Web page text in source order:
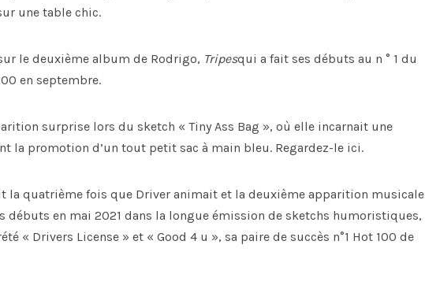
une table chic.
le deuxième album de Rodrigo, Tripesqui a fait ses débuts au n ° 1 du
en septembre.
surprise lors du sketch « Tiny Ass Bag », où elle incarnait une
la promotion d’un tout petit sac à main bleu. Regardez-le ici.
la quatrième fois que Driver animait et la deuxième apparition musicale
débuts en mai 2021 dans la longue émission de sketchs humoristiques,
« Drivers License » et « Good 4 u », sa paire de succès n°1 Hot 100 de